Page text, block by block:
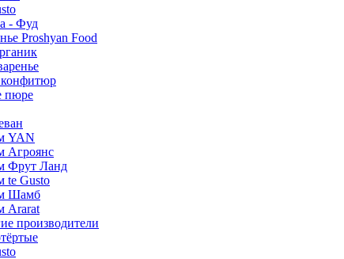
- Фуд
Proshyan Food
пюре
YAN
Агроянс
Фрут Ланд
te Gusto
Шамб
Ararat
производители